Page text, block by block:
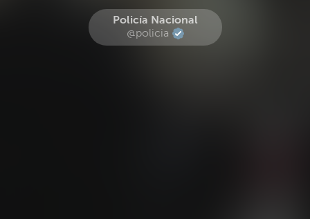
Policía Nacional
@policia